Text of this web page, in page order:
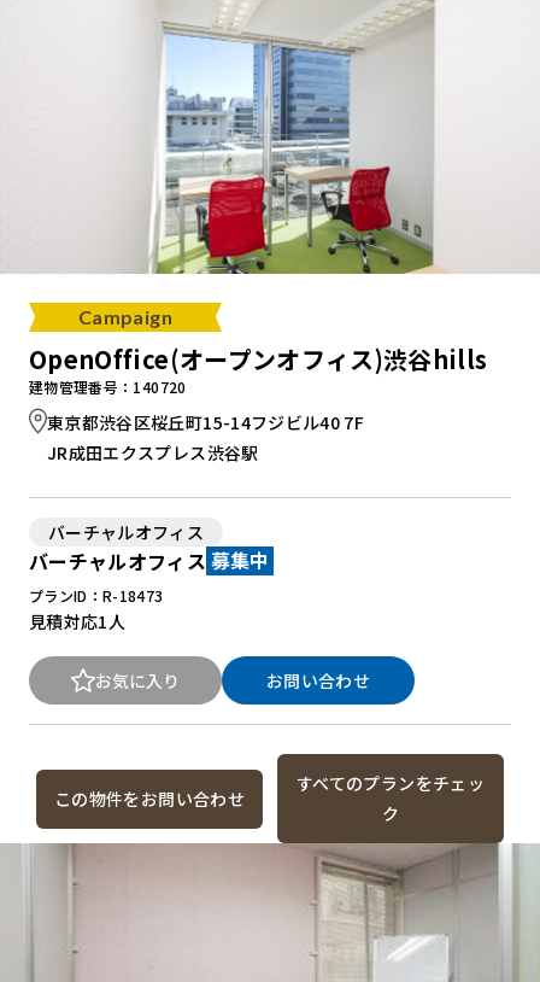
Campaign
OpenOffice(オープンオフィス)渋谷hills
建物管理番号：140720
東京都渋谷区桜丘町15-14フジビル40 7F
JR成田エクスプレス渋谷駅
バーチャルオフィス
バーチャルオフィス 募集中
プランID：R-18473
見積対応1人
お気に入り お問い合わせ
この物件をお問い合わせ
すべてのプランをチェッ
ク